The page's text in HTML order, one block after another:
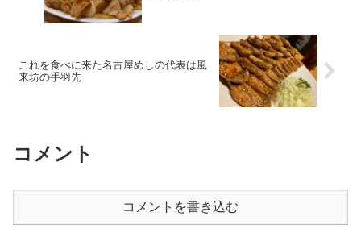
これを食べに来た名古屋めしの代表は風
来坊の手羽先
コメント
コメントを書き込む